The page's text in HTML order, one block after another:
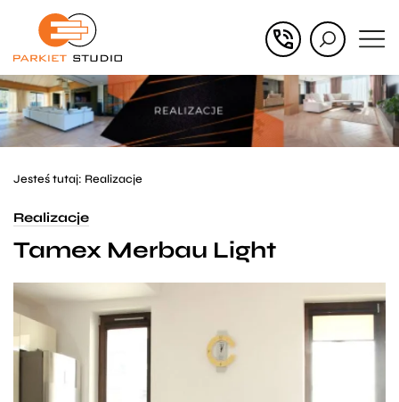
Przejdź
głównego
Przejdź
menu
w
stopce
Jesteś tutaj: Realizacje
Realizacje
Tamex Merbau Light